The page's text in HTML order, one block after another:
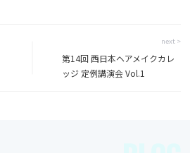
next >
第14回 西日本ヘアメイクカレ
ッジ 定例講演会 Vol.1